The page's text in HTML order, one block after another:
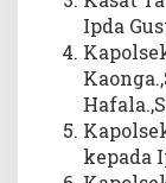
Ipda
kepada